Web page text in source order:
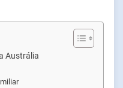
Austrália